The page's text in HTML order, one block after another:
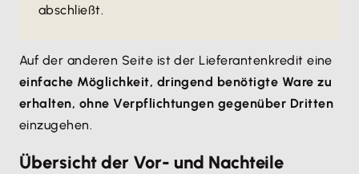
abschließt.
Auf der anderen Seite ist der Lieferantenkredit eine
einfache Möglichkeit, dringend benötigte Ware zu
erhalten, ohne Verpflichtungen gegenüber Dritten
einzugehen.
Übersicht der Vor- und Nachteile